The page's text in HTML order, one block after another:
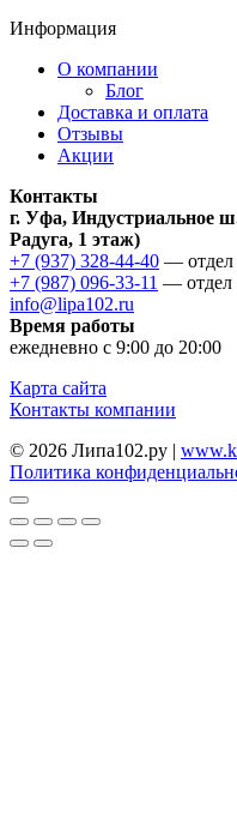
Информация
О компании
Блог
Доставка и оплата
Отзывы
Акции
Контакты
г. Уфа, Индустриальное
Радуга, 1 этаж)
+7 (937) 328-44-40 — отдел
+7 (987) 096-33-11 — отдел
info@lipa102.ru
Время работы
ежедневно с 9:00 до 20:00
Карта сайта
Контакты компании
© 2026 Липа102.ру |
Политика